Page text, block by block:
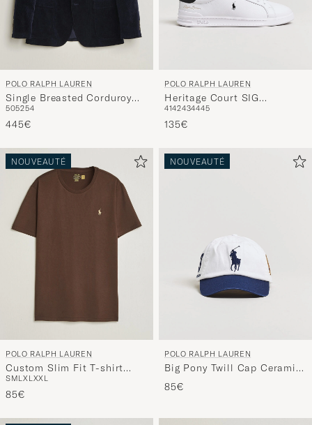
POLO RALPH LAUREN
Single Breasted Corduroy
Sportcoat Newport Navy
505254
445€
POLO RALPH LAUREN
Heritage Court SIG
Sneakers White/Black
4142434445
135€
NOUVEAUTÉ
POLO RALPH LAUREN
Custom Slim Fit T-shirt
Nutmeg Brown
SMLXLXXL
85€
NOUVEAUTÉ
POLO RALPH LAUREN
Big Pony Twill Cap Ceramic
White
85€